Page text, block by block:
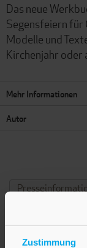
Zustimmung
Das neue
Segensfeiern für
Modelle und
Kirchenjahr oder
Mehr Informationen
Autor